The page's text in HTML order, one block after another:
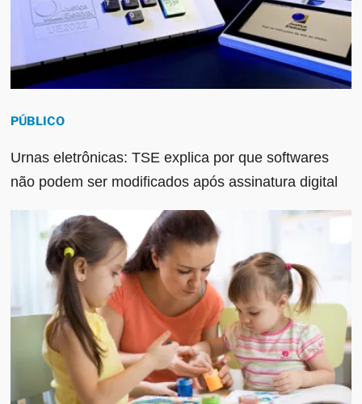
PÚBLICO
Urnas eletrônicas: TSE explica por que softwares
não podem ser modificados após assinatura digital